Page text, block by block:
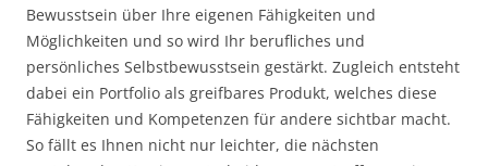
Bewusstsein über Ihre eigenen Fähigkeiten und
Möglichkeiten und so wird Ihr berufliches und
persönliches Selbstbewusstsein gestärkt. Zugleich entsteht
dabei ein Portfolio als greifbares Produkt, welches diese
Fähigkeiten und Kompetenzen für andere sichtbar macht.
So fällt es Ihnen nicht nur leichter, die nächsten